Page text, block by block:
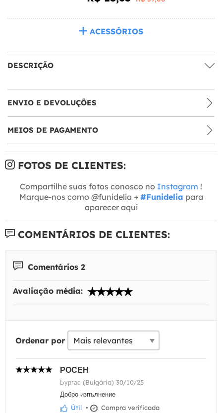
ACESSÓRIOS
DESCRIÇÃO
ENVIO E DEVOLUÇÕES
MEIOS DE PAGAMENTO
FOTOS DE CLIENTES:
Compartilhe suas fotos conosco no Instagram !
Marque-nos como @funidelia + #Funidelia para
aparecer aqui
COMENTÁRIOS DE CLIENTES:
Comentários 2
Avaliação média:
Ordenar por
РОСЕН
Бургас (Bulgária) 30/10/25
Добро изпълнение
Útil • Compra verificada